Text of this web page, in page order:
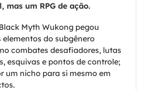
mas um RPG de ação.
Myth Wukong pegou
elementos do subgênero
combates desafiadores, lutas
esquivas e pontos de controle;
um nicho para si mesmo em